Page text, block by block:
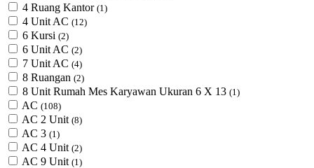
4 Ruang Kantor (1)
4 Unit AC (12)
6 Kursi (2)
6 Unit AC (2)
7 Unit AC (4)
8 Ruangan (2)
8 Unit Rumah Mes Karyawan Ukuran 6 X 13 (1)
AC (108)
AC 2 Unit (8)
AC 3 (1)
AC 4 Unit (2)
AC 9 Unit (1)